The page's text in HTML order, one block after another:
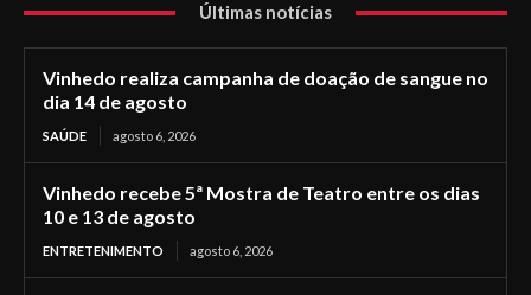
Últimas notícias
Vinhedo realiza campanha de doação de sangue no
dia 14 de agosto
SAÚDE agosto 6, 2026
Vinhedo recebe 5ª Mostra de Teatro entre os dias
10 e 13 de agosto
ENTRETENIMENTO agosto 6, 2026